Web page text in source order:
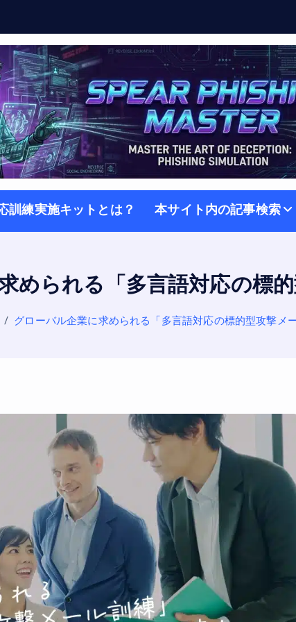
訓練実施キットとは？ 本サイト内の記事検索
められる「多言語対応の標的
グローバル企業に求められる「多言語対応の標的型攻撃メ